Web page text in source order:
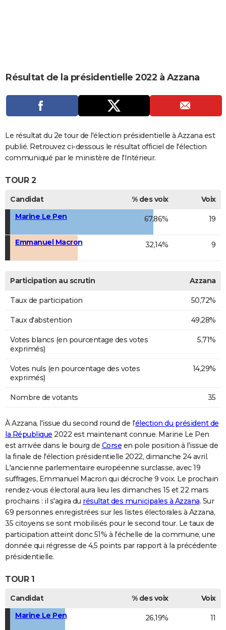
CARTE DE VOEUX
DICTIONNAIRE
Dictionnaire
Biographies
Expressions
Proverbes
PROGRAMME TV
COPAINS D'AVANT
Se connecter
Collèges
Universités
Entreprises
Service militaire
Avis de recherche
AVIS DE DÉCÈS
FORUM
Bricolage
Culture
Television
Voyage
Résultat de la présidentielle 2022 à Azzana
Le résultat du 2e tour de l'élection présidentielle à Azzana est
publié. Retrouvez ci-dessous le résultat officiel de l'élection
communiqué par le ministère de l'Intérieur.
TOUR 2
Candidat % des voix
Voix
Marine Le Pen
67,86% 19
Emmanuel Macron 32,14% 9
Participation au scrutin Azzana
Taux de participation 50,72%
Taux d'abstention 49,28%
Votes blancs (en pourcentage des votes
exprimés)
5,71%
Votes nuls (en pourcentage des votes
exprimés)
14,29%
Nombre de votants 35
À Azzana, l'issue du second round de l'élection du président de
la République 2022 est maintenant connue. Marine Le Pen
est arrivée dans le bourg de Corse en pole position à l'issue de
la finale de l'élection présidentielle 2022, dimanche 24 avril.
L'ancienne parlementaire européenne surclasse, avec 19
suffrages, Emmanuel Macron qui décroche 9 voix. Le prochain
rendez-vous électoral aura lieu les dimanches 15 et 22 mars
prochains : il s'agira du résultat des municipales à Azzana. Sur
69 personnes enregistrées sur les listes électorales à Azzana,
35 citoyens se sont mobilisés pour le second tour. Le taux de
participation atteint donc 51% à l'échelle de la commune, une
donnée qui régresse de 4,5 points par rapport à la précédente
présidentielle.
TOUR 1
Candidat % des voix
Voix
Marine Le Pen
26,19% 11